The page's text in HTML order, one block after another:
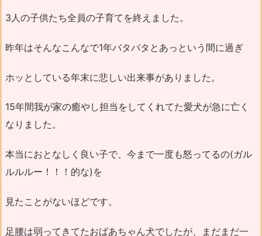
3人の子供たち全員の子育てを終えました。
昨年はそんなこんなで1年バタバタとあっという間に過ぎ
ホッとしている年末に悲しい出来事がありました。
15年間我が家の癒やし担当をしてくれてた愛犬が急に亡く
なりました。
本当におとなしく良い子で、今まで一度も怒ってるの(ガル
ルルルー！！！的な)を
見たことがないほどです。
足腰は弱ってきてたおばあちゃん犬でしたが、まだまだ一